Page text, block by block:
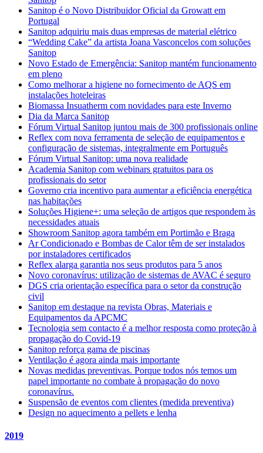
Sanitop é o Novo Distribuidor Oficial da Growatt em
Portugal
Sanitop adquiriu mais duas empresas de material elétrico
“Wedding Cake” da artista Joana Vasconcelos com soluções
Sanitop
Novo Estado de Emergência: Sanitop mantém funcionamento
em pleno
Como melhorar a higiene no fornecimento de AQS em
instalações hoteleiras
Biomassa Insuatherm com novidades para este Inverno
Dia da Marca Sanitop
Fórum Virtual Sanitop juntou mais de 300 profissionais online
Reflex com nova ferramenta de seleção de equipamentos e
configuração de sistemas, integralmente em Português
Fórum Virtual Sanitop: uma nova realidade
Academia Sanitop com webinars gratuitos para os
profissionais do setor
Governo cria incentivo para aumentar a eficiência energética
nas habitações
Soluções Higiene+: uma seleção de artigos que respondem às
necessidades atuais
Showroom Sanitop agora também em Portimão e Braga
Ar Condicionado e Bombas de Calor têm de ser instalados
por instaladores certificados
Reflex alarga garantia nos seus produtos para 5 anos
Novo coronavírus: utilização de sistemas de AVAC é seguro
DGS cria orientação específica para o setor da construção
civil
Sanitop em destaque na revista Obras, Materiais e
Equipamentos da APCMC
Tecnologia sem contacto é a melhor resposta como proteção à
propagação do Covid-19
Sanitop reforça gama de piscinas
Ventilação é agora ainda mais importante
Novas medidas preventivas. Porque todos nós temos um
papel importante no combate à propagação do novo
coronavírus.
Suspensão de eventos com clientes (medida preventiva)
Design no aquecimento a pellets e lenha
2019